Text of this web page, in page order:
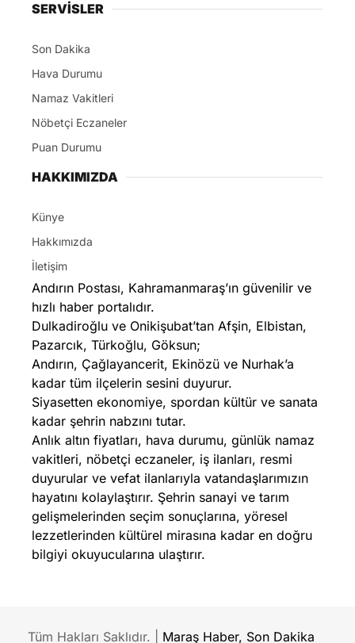
SERVİSLER
Son Dakika
Hava Durumu
Namaz Vakitleri
Nöbetçi Eczaneler
Puan Durumu
HAKKIMIZDA
Künye
Hakkımızda
İletişim
Andırın Postası, Kahramanmaraş’ın güvenilir ve
hızlı haber portalıdır.
Dulkadiroğlu ve Onikişubat’tan Afşin, Elbistan,
Pazarcık, Türkoğlu, Göksun;
Andırın, Çağlayancerit, Ekinözü ve Nurhak’a
kadar tüm ilçelerin sesini duyurur.
Siyasetten ekonomiye, spordan kültür ve sanata
kadar şehrin nabzını tutar.
Anlık altın fiyatları, hava durumu, günlük namaz
vakitleri, nöbetçi eczaneler, iş ilanları, resmi
duyurular ve vefat ilanlarıyla vatandaşlarımızın
hayatını kolaylaştırır. Şehrin sanayi ve tarım
gelişmelerinden seçim sonuçlarına, yöresel
lezzetlerinden kültürel mirasına kadar en doğru
bilgiyi okuyucularına ulaştırır.
Tüm Hakları Saklıdır. | Maraş Haber, Son Dakika